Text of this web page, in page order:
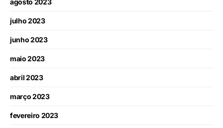
agosto 2023
julho 2023
junho 2023
maio 2023
abril 2023
março 2023
fevereiro 2023